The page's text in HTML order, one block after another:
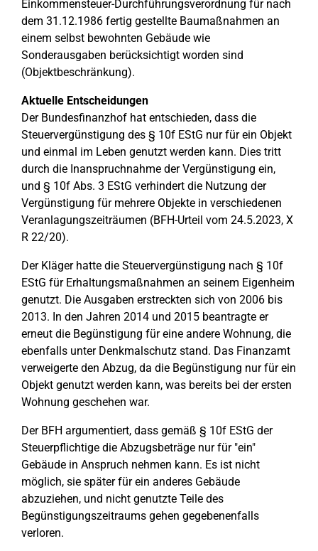
Einkommensteuer-Durchführungsverordnung für nach
dem 31.12.1986 fertig gestellte Baumaßnahmen an
einem selbst bewohnten Gebäude wie
Sonderausgaben berücksichtigt worden sind
(Objektbeschränkung).
Aktuelle Entscheidungen
Der Bundesfinanzhof hat entschieden, dass die
Steuervergünstigung des § 10f EStG nur für ein Objekt
und einmal im Leben genutzt werden kann. Dies tritt
durch die Inanspruchnahme der Vergünstigung ein,
und § 10f Abs. 3 EStG verhindert die Nutzung der
Vergünstigung für mehrere Objekte in verschiedenen
Veranlagungszeiträumen (BFH-Urteil vom 24.5.2023, X
R 22/20).
Der Kläger hatte die Steuervergünstigung nach § 10f
EStG für Erhaltungsmaßnahmen an seinem Eigenheim
genutzt. Die Ausgaben erstreckten sich von 2006 bis
2013. In den Jahren 2014 und 2015 beantragte er
erneut die Begünstigung für eine andere Wohnung, die
ebenfalls unter Denkmalschutz stand. Das Finanzamt
verweigerte den Abzug, da die Begünstigung nur für ein
Objekt genutzt werden kann, was bereits bei der ersten
Wohnung geschehen war.
Der BFH argumentiert, dass gemäß § 10f EStG der
Steuerpflichtige die Abzugsbeträge nur für "ein"
Gebäude in Anspruch nehmen kann. Es ist nicht
möglich, sie später für ein anderes Gebäude
abzuziehen, und nicht genutzte Teile des
Begünstigungszeitraums gehen gegebenenfalls
verloren.